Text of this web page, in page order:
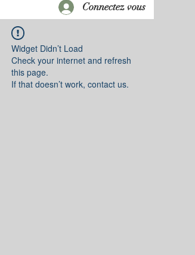
Connectez vous
Widget Didn’t Load
Check your internet and refresh
this page.
If that doesn’t work, contact us.